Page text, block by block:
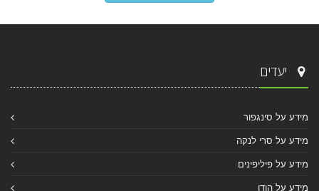
יעדים
מידע על סינגפור
מידע על סרי לנקה
מידע על פיליפינים
מידע על הודו